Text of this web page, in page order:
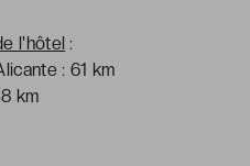
l'hôtel :
: 61 km
km